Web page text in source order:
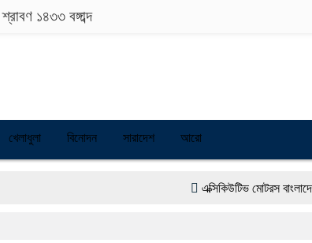
১৪৩৩ বঙ্গাব্দ
খেলাধুলা বিনোদন সারাদেশ আরো
এক্সিকিউটিভ মোটরস বাংলাদেশে আনলো